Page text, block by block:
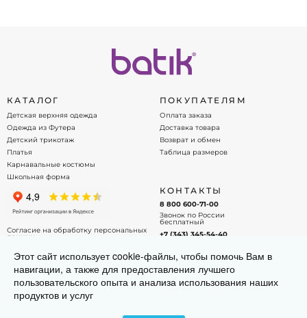
Яркий и запоминающийся образ для мальчика
Качественные материалы и удобная посадка
интернет-магазине
с доставкой по всей
России.
КАТАЛОГ
Детская верхняя одежда
Одежда из Футера
Детский трикотаж
Платья
Карнавальные костюмы
Школьная форма
ПОКУПАТЕЛЯМ
Оплата заказа
Доставка товара
Возврат и обмен
Таблица размеров
Согласие на обработку персональных
данных
КОНТАКТЫ
8 800 600-71-00
Звонок по России
бесплатный
+7 (343) 345-54-40
info@batik.ru
Напишите нам на почту!
Этот сайт использует cookie-файлы, чтобы помочь Вам в
навигации, а также для предоставления лучшего
пользовательского опыта и анализа использования наших
продуктов и услуг